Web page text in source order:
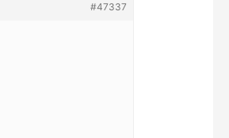
#47337